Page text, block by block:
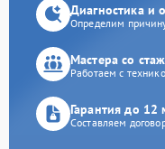
Диагностика и
Определим
Мастера со
Работаем с
Гарантия до 12
Составляем